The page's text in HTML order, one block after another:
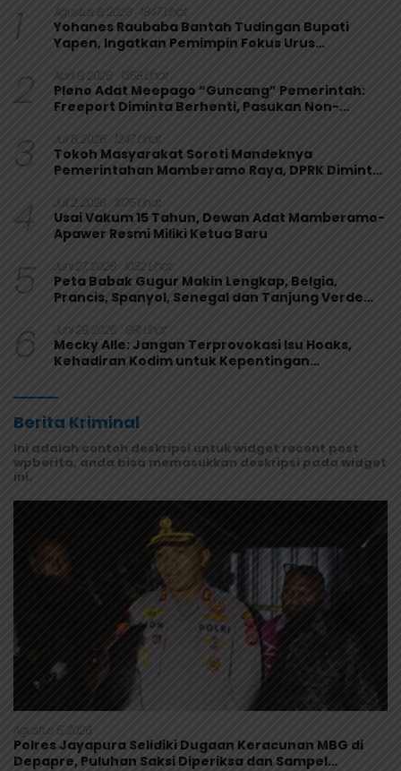
1 Agustus 6, 2026 1847 Lihat
Yohanes Raubaba Bantah Tudingan Bupati
Yapen, Ingatkan Pemimpin Fokus Urus
2 April 9, 2026 1358 Lihat
Pleno Adat Meepago “Guncang” Pemerintah:
Freeport Diminta Berhenti, Pasukan Non-
3 Juli 6, 2026 1247 Lihat
Tokoh Masyarakat Soroti Mandeknya
Pemerintahan Mamberamo Raya, DPRK Diminta
4 Juli 2, 2026 1075 Lihat
Usai Vakum 15 Tahun, Dewan Adat Mamberamo-
Apawer Resmi Miliki Ketua Baru
5 Juni 27, 2026 1032 Lihat
Peta Babak Gugur Makin Lengkap, Belgia,
Prancis, Spanyol, Senegal dan Tanjung Verde
6 Juni 29, 2026 991 Lihat
Mecky Alle: Jangan Terprovokasi Isu Hoaks,
Kehadiran Kodim untuk Kepentingan
Berita Kriminal
Ini adalah contoh deskripsi untuk widget recent post
wpberita, anda bisa memasukkan deskripsi pada widget
ini.
Agustus 5, 2026
Polres Jayapura Selidiki Dugaan Keracunan MBG di
Depapre, Puluhan Saksi Diperiksa dan Sampel